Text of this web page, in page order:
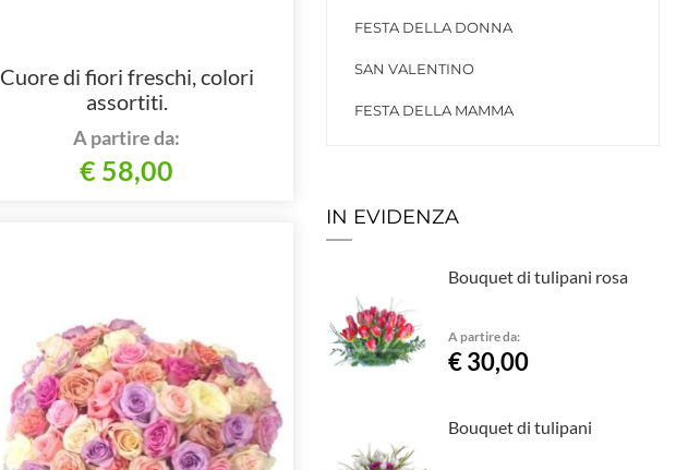
Cuore di fiori freschi, colori
assortiti.
A partire da:
€ 58,00
FESTA DELLA DONNA
SAN VALENTINO
FESTA DELLA MAMMA
IN EVIDENZA
Bouquet di tulipani rosa
A partire da:
€ 30,00
Bouquet di tulipani